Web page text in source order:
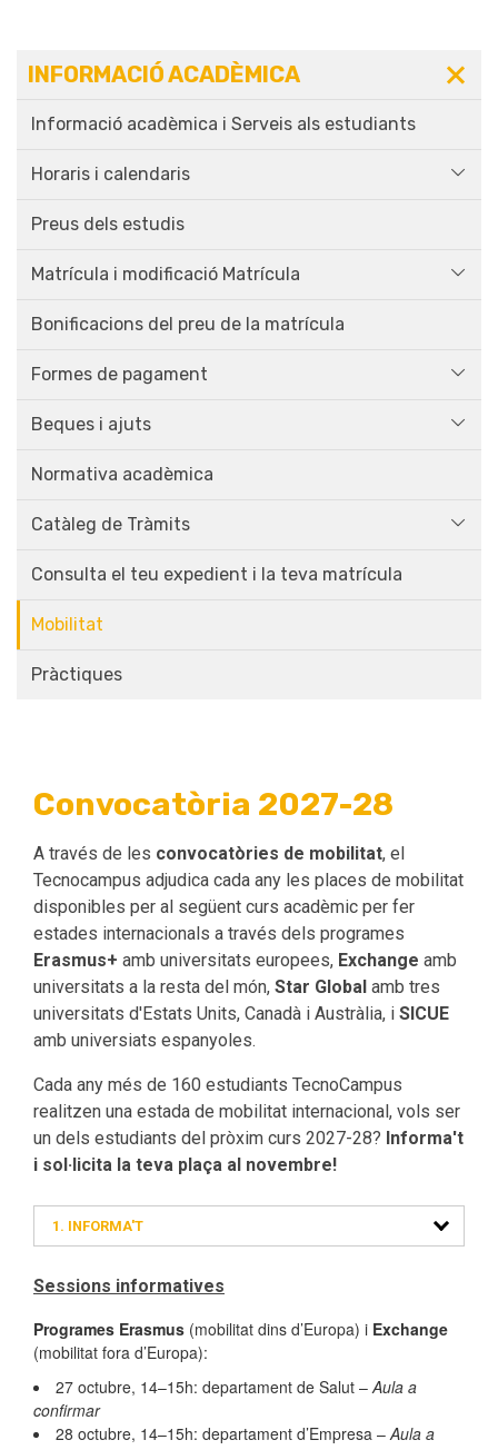
INFORMACIÓ ACADÈMICA
Informació acadèmica i Serveis als estudiants
Horaris i calendaris
Preus dels estudis
Matrícula i modificació Matrícula
Bonificacions del preu de la matrícula
Formes de pagament
Beques i ajuts
Normativa acadèmica
Catàleg de Tràmits
Consulta el teu expedient i la teva matrícula
Mobilitat
Pràctiques
Convocatòria 2027-28
A través de les convocatòries de mobilitat, el
Tecnocampus adjudica cada any les places de mobilitat
disponibles per al següent curs acadèmic per fer
estades internacionals a través dels programes
Erasmus+ amb universitats europees, Exchange amb
universitats a la resta del món, Star Global amb tres
universitats d'Estats Units, Canadà i Austràlia, i SICUE
amb universiats espanyoles.
Cada any més de 160 estudiants TecnoCampus
realitzen una estada de mobilitat internacional, vols ser
un dels estudiants del pròxim curs 2027-28? Informa't
i sol·licita la teva plaça al novembre!
1. INFORMA'T
Sessions informatives
Programes Erasmus (mobilitat dins d’Europa) i Exchange
(mobilitat fora d’Europa):
27 octubre, 14–15h: departament de Salut – Aula a
confirmar
28 octubre, 14–15h: departament d’Empresa – Aula a